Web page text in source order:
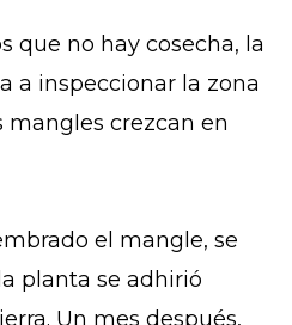
que no hay cosecha, la
a inspeccionar la zona
mangles crezcan en
el mangle, se
planta se adhirió
Un mes después,